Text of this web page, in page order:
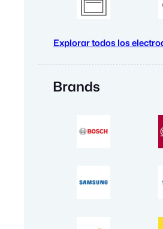
Explorar todos los
Brands